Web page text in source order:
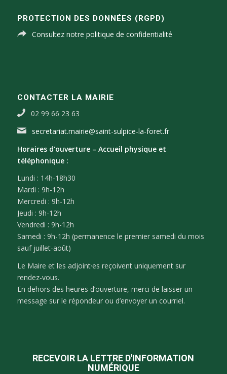
PROTECTION DES DONNÉES (RGPD)
Consultez notre politique de confidentialité
CONTACTER LA MAIRIE
02 99 66 23 63
secretariat.mairie@saint-sulpice-la-foret.fr
Horaires d’ouverture – Accueil physique et
téléphonique :
Lundi : 14h-18h30
Mardi : 9h-12h
Mercredi : 9h-12h
Jeudi : 9h-12h
Vendredi : 9h-12h
Samedi : 9h-12h (permanence le premier samedi du mois
sauf juillet-août)
Le Maire et les adjoint·es reçoivent uniquement sur
rendez-vous.
En dehors des heures d’ouverture, merci de laisser un
message sur le répondeur ou d’envoyer un courriel.
RECEVOIR LA LETTRE D'INFORMATION
NUMÉRIQUE